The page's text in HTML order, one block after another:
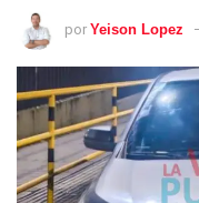
por Yeison Lopez